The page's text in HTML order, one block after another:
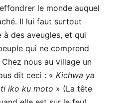
le monde auquel
Il lui faut surtout
des aveugles, et qui
qui ne comprend
nous au village un
dit ceci : « Kichwa ya
iko ku moto » (La tête